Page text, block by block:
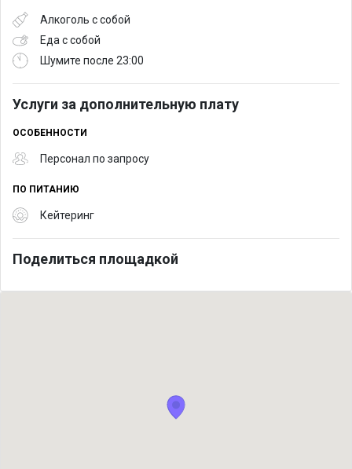
Алкоголь с собой
Еда с собой
Шумите после 23:00
Услуги за дополнительную плату
ОСОБЕННОСТИ
Персонал по запросу
ПО ПИТАНИЮ
Кейтеринг
Поделиться площадкой